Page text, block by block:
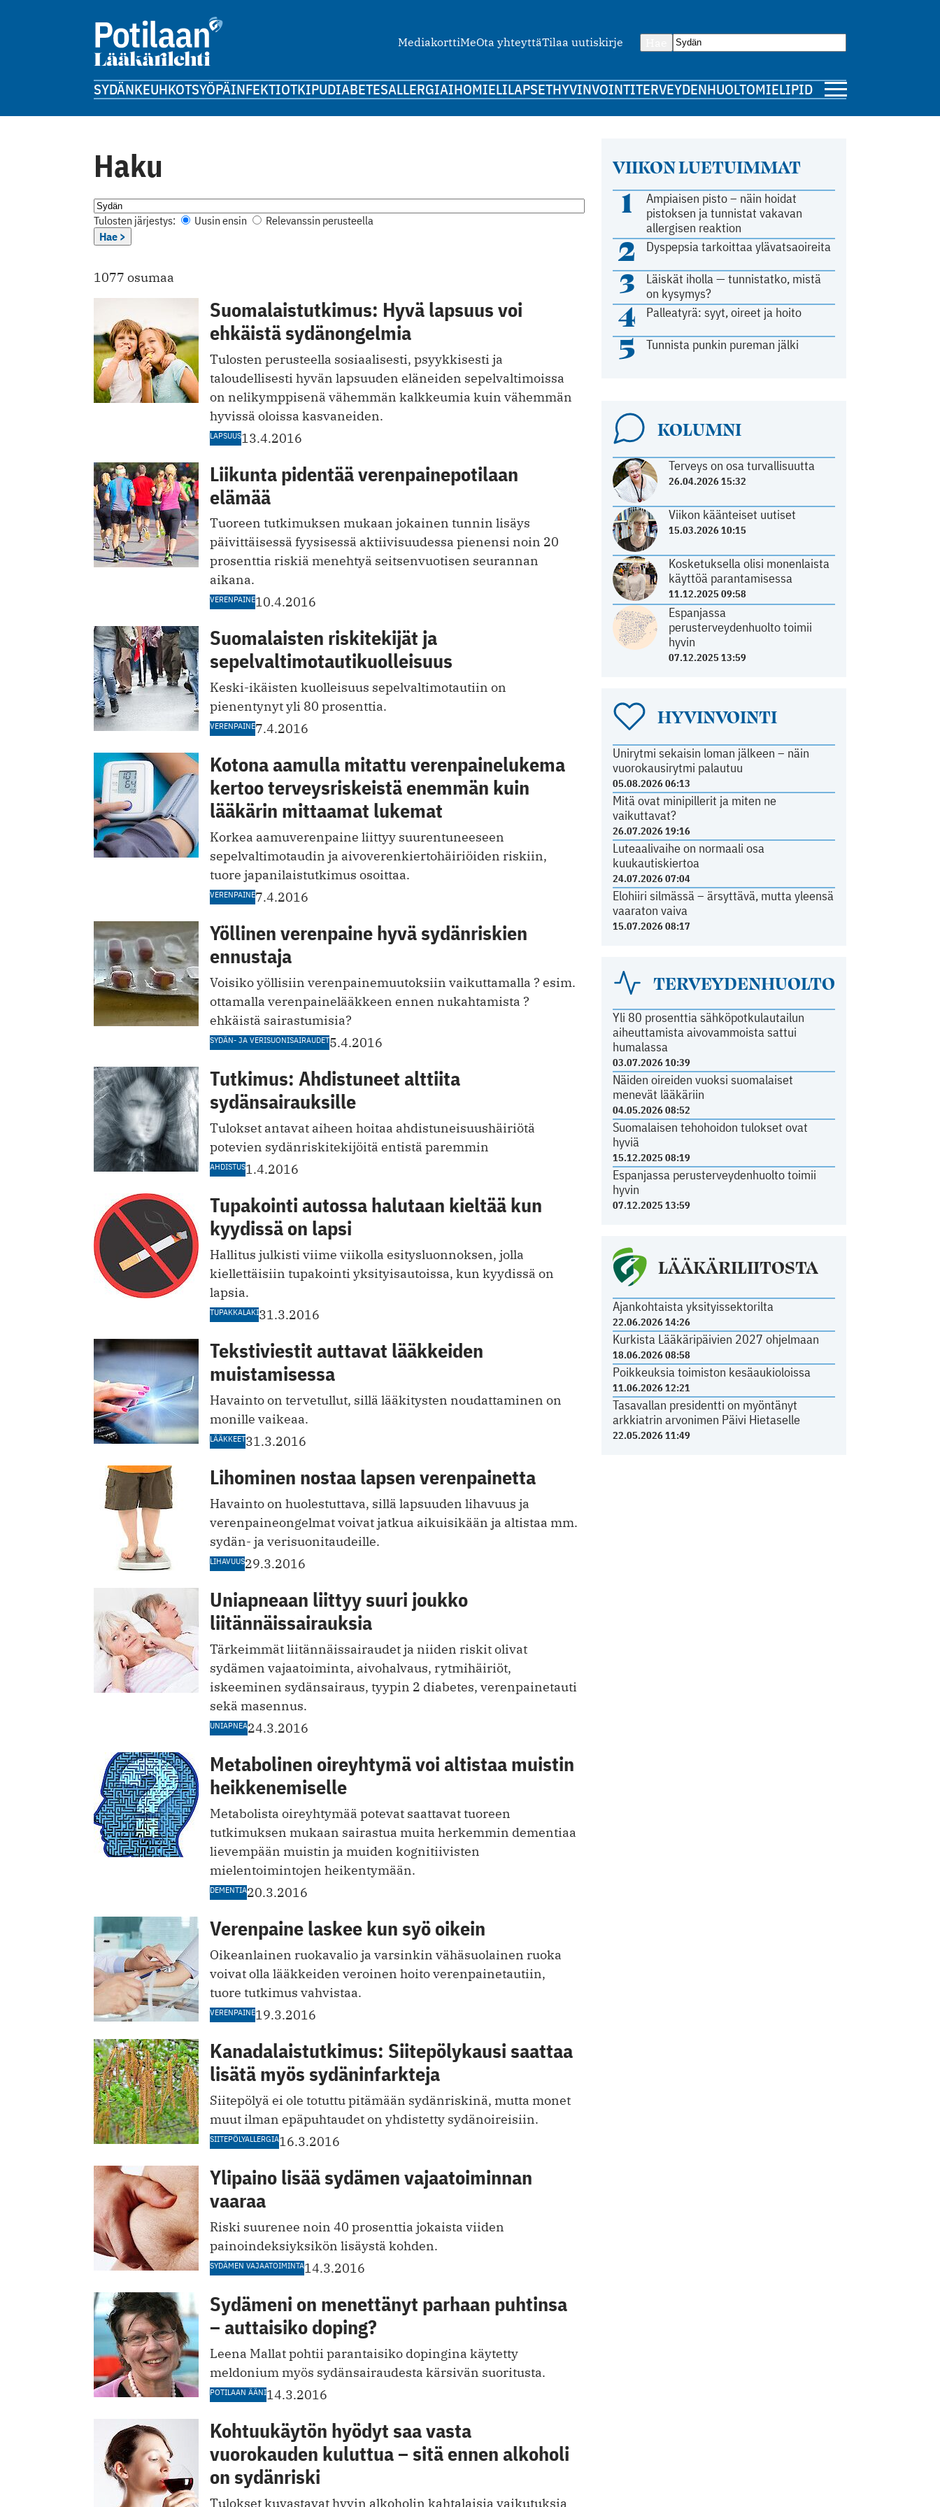
MediakorttiMeOta yhteyttäTilaa uutiskirje
SYDÄNKEUHKOTSYÖPÄINFEKTIOTKIPUDIABETESALLERGIAIHOMIELILAPSETHYVINVOINTITERVEYDENHUOLTOMIELIPIDE
Haku
Tulosten järjestys: Uusin ensin
Relevanssin perusteella
Hae >
1077 osumaa
Suomalaistutkimus: Hyvä lapsuus voi
ehkäistä sydänongelmia
Tulosten perusteella sosiaalisesti, psyykkisesti ja
taloudellisesti hyvän lapsuuden eläneiden sepelvaltimoissa
on nelikymppisenä vähemmän kalkkeumia kuin vähemmän
hyvissä oloissa kasvaneiden.
LAPSUUS13.4.2016
Liikunta pidentää verenpainepotilaan
elämää
Tuoreen tutkimuksen mukaan jokainen tunnin lisäys
päivittäisessä fyysisessä aktiivisuudessa pienensi noin 20
prosenttia riskiä menehtyä seitsenvuotisen seurannan
aikana.
VERENPAINE10.4.2016
Suomalaisten riskitekijät ja
sepelvaltimotautikuolleisuus
Keski-ikäisten kuolleisuus sepelvaltimotautiin on
pienentynyt yli 80 prosenttia.
VERENPAINE7.4.2016
Kotona aamulla mitattu verenpainelukema
kertoo terveysriskeistä enemmän kuin
lääkärin mittaamat lukemat
Korkea aamuverenpaine liittyy suurentuneeseen
sepelvaltimotaudin ja aivoverenkiertohäiriöiden riskiin,
tuore japanilaistutkimus osoittaa.
VERENPAINE7.4.2016
Yöllinen verenpaine hyvä sydänriskien
ennustaja
Voisiko yöllisiin verenpainemuutoksiin vaikuttamalla ? esim.
ottamalla verenpainelääkkeen ennen nukahtamista ?
ehkäistä sairastumisia?
SYDÄN- JA VERISUONISAIRAUDET5.4.2016
Tutkimus: Ahdistuneet alttiita
sydänsairauksille
Tulokset antavat aiheen hoitaa ahdistuneisuushäiriötä
potevien sydänriskitekijöitä entistä paremmin
AHDISTUS1.4.2016
Tupakointi autossa halutaan kieltää kun
kyydissä on lapsi
Hallitus julkisti viime viikolla esitysluonnoksen, jolla
kiellettäisiin tupakointi yksityisautoissa, kun kyydissä on
lapsia.
TUPAKKALAKI31.3.2016
Tekstiviestit auttavat lääkkeiden
muistamisessa
Havainto on tervetullut, sillä lääkitysten noudattaminen on
monille vaikeaa.
LÄÄKKEET31.3.2016
Lihominen nostaa lapsen verenpainetta
Havainto on huolestuttava, sillä lapsuuden lihavuus ja
verenpaineongelmat voivat jatkua aikuisikään ja altistaa mm.
sydän- ja verisuonitaudeille.
LIHAVUUS29.3.2016
Uniapneaan liittyy suuri joukko
liitännäissairauksia
Tärkeimmät liitännäissairaudet ja niiden riskit olivat
sydämen vajaatoiminta, aivohalvaus, rytmihäiriöt,
iskeeminen sydänsairaus, tyypin 2 diabetes, verenpainetauti
sekä masennus.
UNIAPNEA24.3.2016
Metabolinen oireyhtymä voi altistaa muistin
heikkenemiselle
Metabolista oireyhtymää potevat saattavat tuoreen
tutkimuksen mukaan sairastua muita herkemmin dementiaa
lievempään muistin ja muiden kognitiivisten
mielentoimintojen heikentymään.
DEMENTIA20.3.2016
Verenpaine laskee kun syö oikein
Oikeanlainen ruokavalio ja varsinkin vähäsuolainen ruoka
voivat olla lääkkeiden veroinen hoito verenpainetautiin,
tuore tutkimus vahvistaa.
VERENPAINE19.3.2016
Kanadalaistutkimus: Siitepölykausi saattaa
lisätä myös sydäninfarkteja
Siitepölyä ei ole totuttu pitämään sydänriskinä, mutta monet
muut ilman epäpuhtaudet on yhdistetty sydänoireisiin.
SIITEPÖLYALLERGIA16.3.2016
Ylipaino lisää sydämen vajaatoiminnan
vaaraa
Riski suurenee noin 40 prosenttia jokaista viiden
painoindeksiyksikön lisäystä kohden.
SYDÄMEN VAJAATOIMINTA14.3.2016
Sydämeni on menettänyt parhaan puhtinsa
– auttaisiko doping?
Leena Mallat pohtii parantaisiko dopingina käytetty
meldonium myös sydänsairaudesta kärsivän suoritusta.
POTILAAN ÄÄNI14.3.2016
Kohtuukäytön hyödyt saa vasta
vuorokauden kuluttua – sitä ennen alkoholi
on sydänriski
Tulokset kuvastavat hyvin alkoholin kahtalaisia vaikutuksia
VIIKON LUETUIMMAT
1
Ampiaisen pisto – näin hoidat
pistoksen ja tunnistat vakavan
allergisen reaktion
2 Dyspepsia tarkoittaa ylävatsaoireita
3
Läiskät iholla — tunnistatko, mistä
on kysymys?
4 Palleatyrä: syyt, oireet ja hoito
5 Tunnista punkin pureman jälki
KOLUMNI
Terveys on osa turvallisuutta
26.04.2026 15:32
Viikon käänteiset uutiset
15.03.2026 10:15
Kosketuksella olisi monenlaista
käyttöä parantamisessa
11.12.2025 09:58
Espanjassa
perusterveydenhuolto toimii
hyvin
07.12.2025 13:59
HYVINVOINTI
Unirytmi sekaisin loman jälkeen – näin
vuorokausirytmi palautuu
05.08.2026 06:13
Mitä ovat minipillerit ja miten ne
vaikuttavat?
26.07.2026 19:16
Luteaalivaihe on normaali osa
kuukautiskiertoa
24.07.2026 07:04
Elohiiri silmässä – ärsyttävä, mutta yleensä
vaaraton vaiva
15.07.2026 08:17
TERVEYDENHUOLTO
Yli 80 prosenttia sähköpotkulautailun
aiheuttamista aivovammoista sattui
humalassa
03.07.2026 10:39
Näiden oireiden vuoksi suomalaiset
menevät lääkäriin
04.05.2026 08:52
Suomalaisen tehohoidon tulokset ovat
hyviä
15.12.2025 08:19
Espanjassa perusterveydenhuolto toimii
hyvin
07.12.2025 13:59
LÄÄKÄRILIITOSTA
Ajankohtaista yksityissektorilta
22.06.2026 14:26
Kurkista Lääkäripäivien 2027 ohjelmaan
18.06.2026 08:58
Poikkeuksia toimiston kesäaukioloissa
11.06.2026 12:21
Tasavallan presidentti on myöntänyt
arkkiatrin arvonimen Päivi Hietaselle
22.05.2026 11:49